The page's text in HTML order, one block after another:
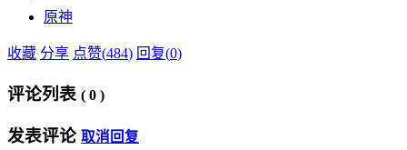
原神
收藏 分享 点赞(484) 回复(0)
评论列表 ( 0 )
发表评论 取消回复